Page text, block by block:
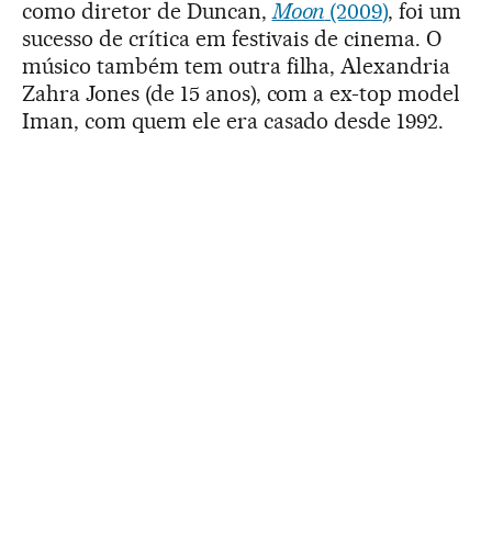
como diretor de Duncan,Moon (2009), foi um
sucesso de crítica em festivais de cinema. O
músico também tem outra filha, Alexandria
Zahra Jones (de 15 anos), com a ex-top model
Iman, com quem ele era casado desde 1992.